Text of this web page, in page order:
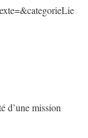
d’une mission